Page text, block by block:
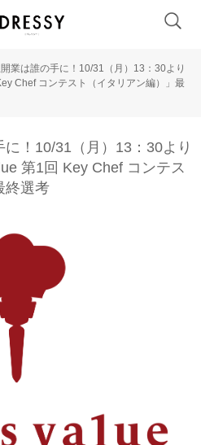
業は誰の手に！10/31（月）13：30より
Chef コンテスト（イタリアン編）」最
！10/31（月）13：30より
第1回 Key Chef コンテス
終選考